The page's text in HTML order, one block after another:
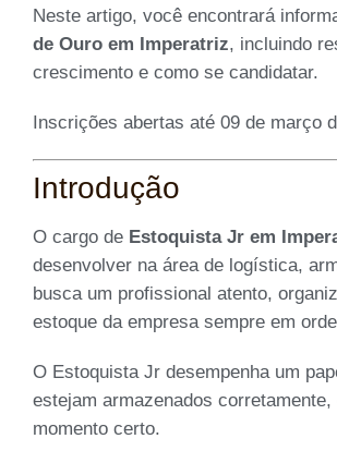
Neste artigo, você encontrará
de Ouro em Imperatriz, incluindo
crescimento e como se candidatar.
Inscrições abertas até 09 de março
Introdução
O cargo de Estoquista Jr em
desenvolver na área de logística,
busca um profissional atento,
estoque da empresa sempre em
O Estoquista Jr desempenha um
estejam armazenados
momento certo.